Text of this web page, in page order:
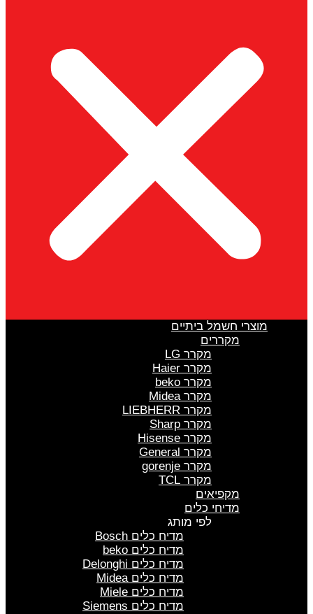
מוצרי חשמל ביתיים
מקפיאים
מדיחי כלים
לפי מותג
מדיח כלים Bosch
מדיח כלים beko
מדיח כלים Delonghi
מדיח כלים Midea
מדיח כלים Miele
מדיח כלים Siemens